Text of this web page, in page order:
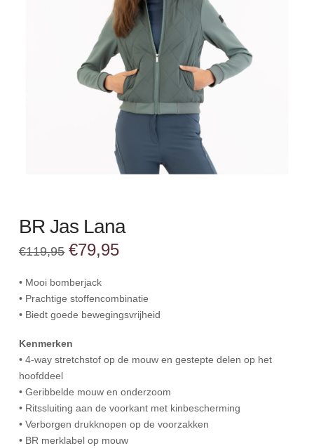
BR Jas Lana
€119,95 Oorspronkelijke
prijs
€119,95.
€79,95
• Mooi bomberjack
• Prachtige stoffencombinatie
• Biedt goede bewegingsvrijheid
Kenmerken
• 4-way stretchstof op de mouw en gestepte delen op het
hoofddeel
• Geribbelde mouw en onderzoom
• Ritssluiting aan de voorkant met kinbescherming
• Verborgen drukknopen op de voorzakken
• BR merklabel op mouw